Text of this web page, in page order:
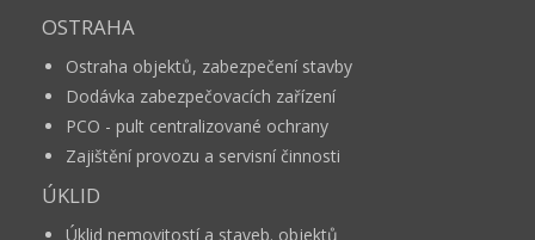
OSTRAHA
Ostraha objektů, zabezpečení stavby
Dodávka zabezpečovacích zařízení
PCO - pult centralizované ochrany
Zajištění provozu a servisní činnosti
ÚKLID
Úklid nemovitostí a staveb. objektů